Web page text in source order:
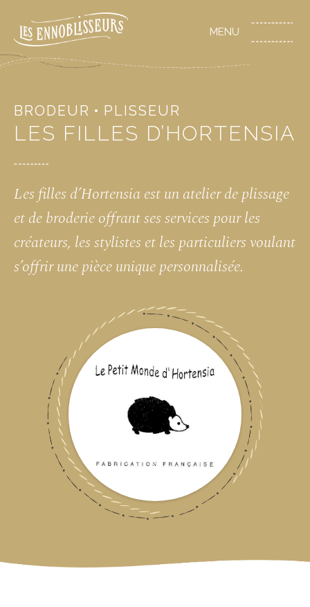
BRODEUR PLISSEUR
LES FILLES D’HORTENSIA
Les filles d’Hortensia est un atelier de plissage
et de broderie offrant ses services pour les
créateurs, les stylistes et les particuliers voulant
s’offrir une pièce unique personnalisée.